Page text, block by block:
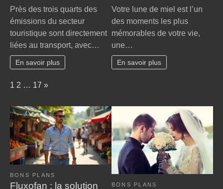
Voyager
autrement
:
astuces
pour
un
tourisme
Près des trois quarts des
émissions du secteur
touristique sont directement
liées au transport, avec…
En savoir plus
Évasion
:
secrets
un
voyage
Votre lune de miel est l’un
des moments les plus
mémorables de votre vie,
une…
En savoir plus
Page:
1 2 … 17 Next
»
BONS PLANS
Fluxofan : la solution
BONS PLANS